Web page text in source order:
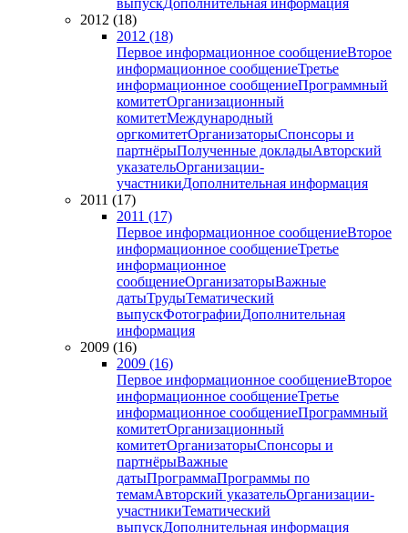
выпускДополнительная информация
2012 (18)
2012 (18)
Первое информационное сообщениеВторое
информационное сообщениеТретье
информационное сообщениеПрограммный
комитетОрганизационный
комитетМеждународный
оргкомитетОрганизаторыСпонсоры и
партнёрыПолученные докладыАвторский
указательОрганизации-
участникиДополнительная информация
2011 (17)
2011 (17)
Первое информационное сообщениеВторое
информационное сообщениеТретье
информационное
сообщениеОрганизаторыВажные
датыТрудыТематический
выпускФотографииДополнительная
информация
2009 (16)
2009 (16)
Первое информационное сообщениеВторое
информационное сообщениеТретье
информационное сообщениеПрограммный
комитетОрганизационный
комитетОрганизаторыСпонсоры и
партнёрыВажные
датыПрограммаПрограммы по
темамАвторский указательОрганизации-
участникиТематический
выпускДополнительная информация